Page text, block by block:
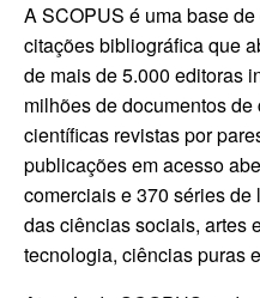
A SCOPUS é uma base
citações bibliográfica que
de mais de 5.000 editoras
milhões de documentos
científicas revistas por
publicações em acesso
comerciais e 370 séries
das ciências sociais, artes
tecnologia, ciências puras